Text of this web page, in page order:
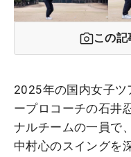
この記
2025年の国内女子ツ
ープロコーチの石井
ナルチームの一員で
中村心のスイングを